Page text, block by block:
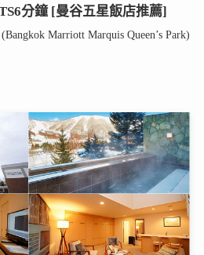
分鐘 [曼谷五星飯店推薦]
Marriott Marquis Queen’s Park)